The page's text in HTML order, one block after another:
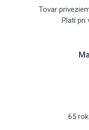
Tovar
Platí pri
65